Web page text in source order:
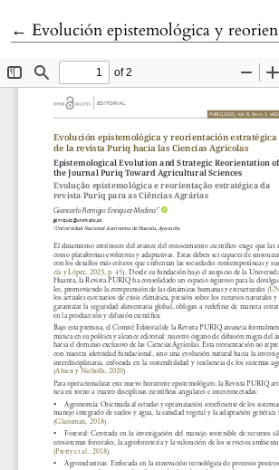
← Volver a los detalles del artículo
Evolución epistemológica y reorientación estratégica de la revista Puriq hacia las Ciencias Agrícolas